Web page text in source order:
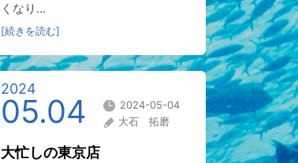
くなり...
[続きを読む]
2024
05.04
2024-05-04
大石 拓磨
大忙しの東京店